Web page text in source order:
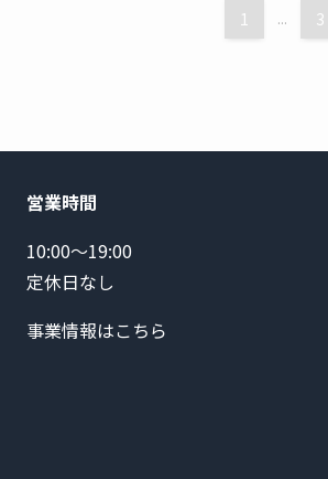
1 ... 3
営業時間
10:00～19:00
定休日なし
事業情報はこちら